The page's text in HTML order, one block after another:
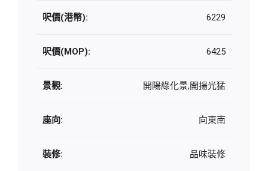
呎價(港幣): 6229
呎價(MOP): 6425
景觀: 開陽綠化景,開揚光猛
座向: 向東南
裝修: 品味裝修